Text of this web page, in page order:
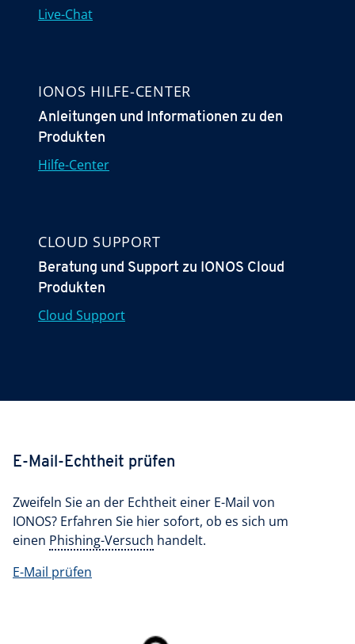
Live-Chat
IONOS HILFE-CENTER
Anleitungen und Informationen zu den
Produkten
Hilfe-Center
CLOUD SUPPORT
Beratung und Support zu IONOS Cloud
Produkten
Cloud Support
E-Mail-Echtheit prüfen
Zweifeln Sie an der Echtheit einer E-Mail von
IONOS? Erfahren Sie hier sofort, ob es sich um
einen Phishing-Versuch handelt.
E-Mail prüfen